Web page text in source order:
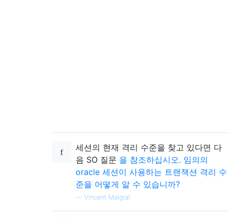
세션의 현재 격리 수준을 찾고 있다면 다
음 SO 질문 을 참조하십시오. 임의의
oracle 세션이 사용하는 트랜잭션 격리 수
준을 어떻게 알 수 있습니까?
— Vincent Malgrat